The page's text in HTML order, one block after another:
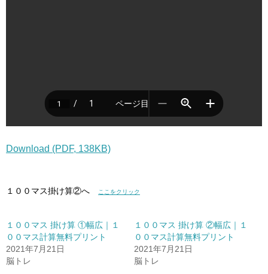
Download (PDF, 138KB)
１００マス掛け算②へ ここをクリック
１００マス 掛け算 ①幅広｜１
００マス計算無料プリント
2021年7月21日
脳トレ
１００マス 掛け算 ②幅広｜１
００マス計算無料プリント
2021年7月21日
脳トレ